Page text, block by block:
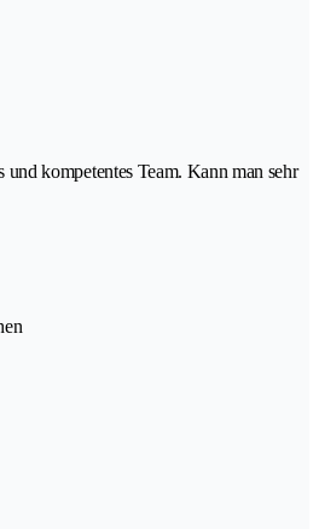
kompetentes Team. Kann man sehr